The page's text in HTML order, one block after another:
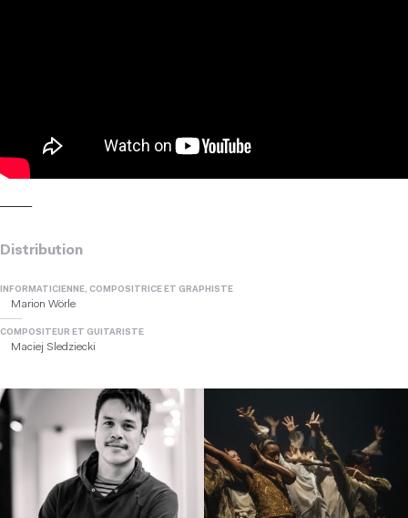
Distribution
INFORMATICIENNE, COMPOSITRICE ET GRAPHISTE
Marion Wörle
COMPOSITEUR ET GUITARISTE
Maciej Sledziecki